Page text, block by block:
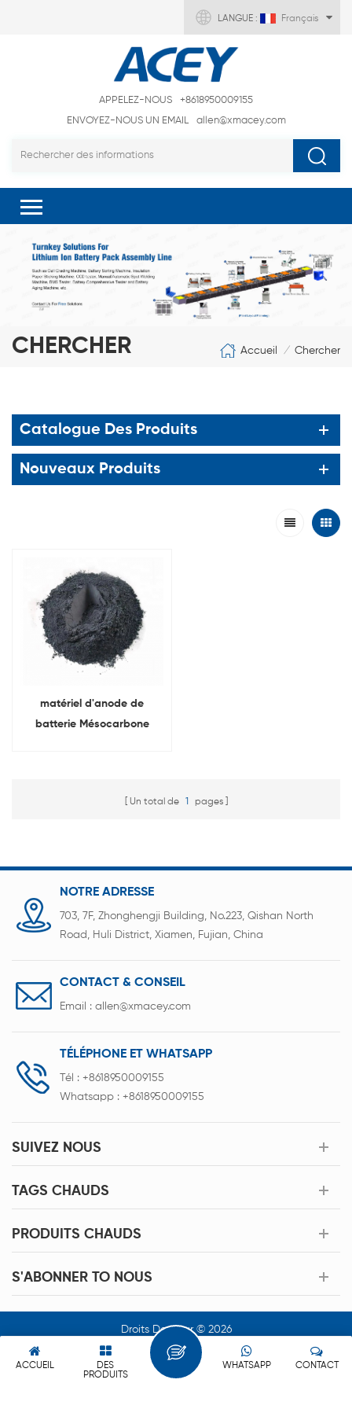
LANGUE : Français
APPELEZ-NOUS
+8618950009155
ENVOYEZ-NOUS UN EMAIL
allen@xmacey.com
CHERCHER Accueil / Chercher
Catalogue Des Produits
Nouveaux Produits
matériel d'anode de
batterie Mésocarbone
Un total de 1 pages
NOTRE ADRESSE
703, 7F, Zhonghengji Building, No.223, Qishan North
Road, Huli District, Xiamen, Fujian, China
CONTACT & CONSEIL
Email : allen@xmacey.com
TÉLÉPHONE ET WHATSAPP
Tél : +8618950009155
Whatsapp : +8618950009155
SUIVEZ NOUS
TAGS CHAUDS
PRODUITS CHAUDS
S'ABONNER TO NOUS
Droits Dauteur © 2026
Xiamen Acey New Energy Technology Co.,Ltd. Tous Les Droits
Sont Réservés.
ACCUEIL
DES
PRODUITS
CONTACT
WHATSAPP